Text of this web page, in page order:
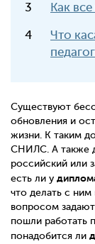
Как
Что
Существуют
обновления и
жизни. К таким
СНИЛС. А также
российский или
есть ли у
что делать с
вопросом
пошли работать
понадобится ли